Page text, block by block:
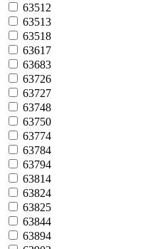
63512
63513
63518
63617
63683
63726
63727
63748
63750
63774
63784
63794
63814
63824
63825
63844
63894